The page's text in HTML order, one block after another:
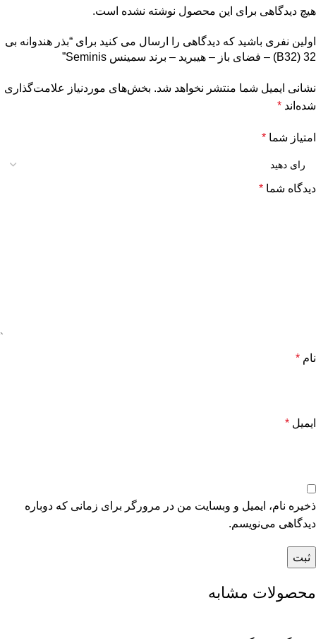
هیچ دیدگاهی برای این محصول نوشته نشده است.
اولین نفری باشید که دیدگاهی را ارسال می کنید برای “بذر هندوانه بی
32 (B32) – فضای باز – هیبرید – برند سمینس Seminis”
نشانی ایمیل شما منتشر نخواهد شد. بخش‌های موردنیاز علامت‌گذاری
شده‌اند *
امتیاز شما *
دیدگاه شما *
نام *
ایمیل *
ذخیره نام، ایمیل و وبسایت من در مرورگر برای زمانی که دوباره
دیدگاهی می‌نویسم.
محصولات مشابه